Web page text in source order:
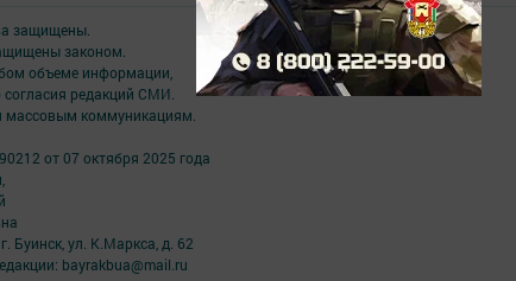
защищены.
законом.
объеме информации,
редакций СМИ.
массовым коммуникациям.
от 07 октября 2025 года
Буинск, ул. К.Маркса, д. 62
bayrakbua@mail.ru